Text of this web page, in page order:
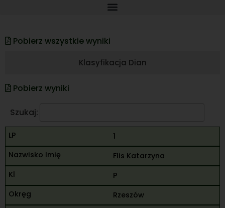
Pobierz wszystkie wyniki
Klasyfikacja Dian
Pobierz wyniki
Szukaj:
1
Flis Katarzyna
P
Rzeszów